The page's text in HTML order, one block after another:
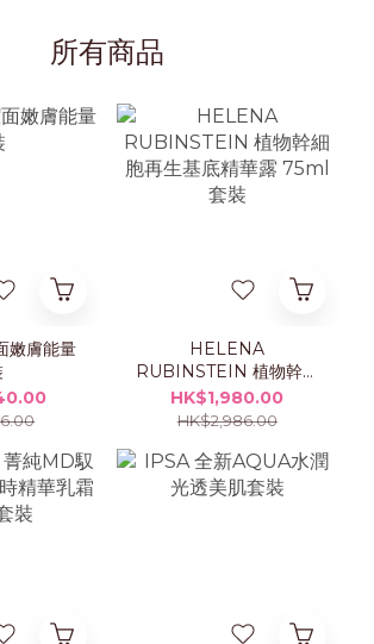
所有商品
嫩膚能量
HELENA
RUBINSTEIN 植物幹細
胞再生基底精華露 75ml
套裝
HK$1,980.00
HK$2,986.00